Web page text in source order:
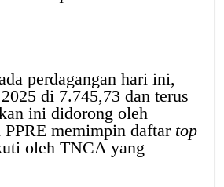
perdagangan hari ini,
di 7.745,73 dan terus
ini didorong oleh
PPRE memimpin daftar top
oleh TNCA yang